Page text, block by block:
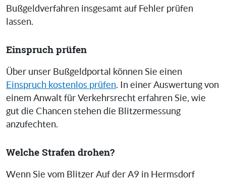
Bußgeldverfahren insgesamt auf Fehler prüfen
lassen.
Einspruch prüfen
Über unser Bußgeldportal können Sie einen
Einspruch kostenlos prüfen. In einer Auswertung von
einem Anwalt für Verkehrsrecht erfahren Sie, wie
gut die Chancen stehen die Blitzermessung
anzufechten.
Welche Strafen drohen?
Wenn Sie vom Blitzer Auf der A9 in Hermsdorf